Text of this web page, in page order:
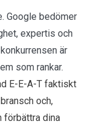
Google bedömer
expertis och
är
som rankar.
E-E-A-T faktiskt
och,
förbättra dina